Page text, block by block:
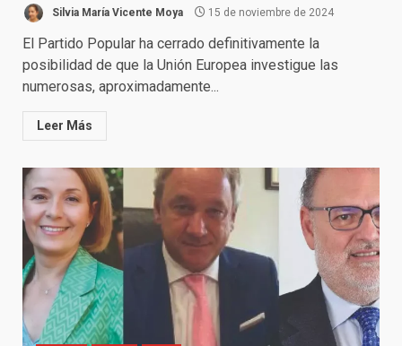
Silvia María Vicente Moya 15 de noviembre de 2024
El Partido Popular ha cerrado definitivamente la
posibilidad de que la Unión Europea investigue las
numerosas, aproximadamente...
Leer Más